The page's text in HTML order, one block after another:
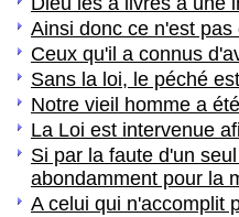
Ainsi donc ce n'est
Ceux qu'il a connus
Sans la loi, le péché
Notre vieil homme a
La Loi est intervenue
Si par la faute d'un
abondamment pour la
A celui qui n'accomplit